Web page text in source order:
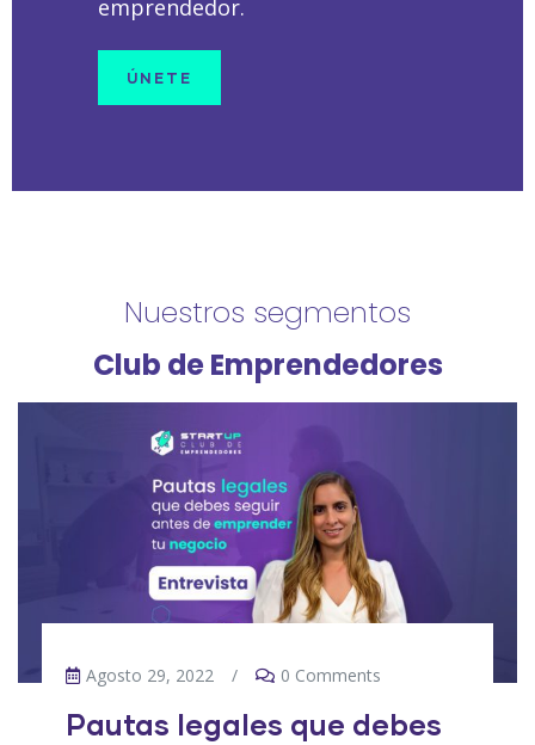
emprendedor.
ÚNETE
Nuestros segmentos
Club de Emprendedores
Agosto 29, 2022 / 0 Comments
Pautas legales que debes